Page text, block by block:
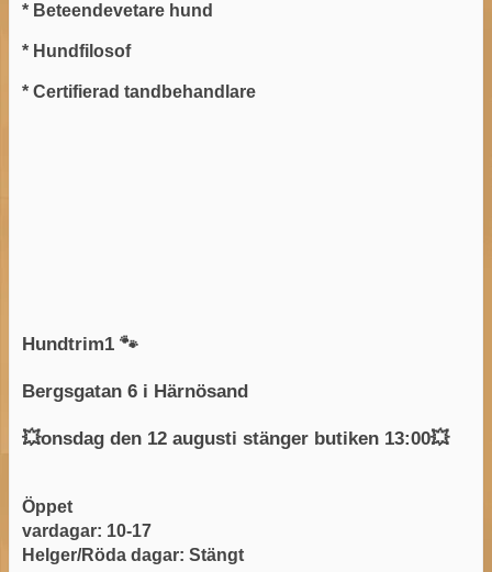
* Beteendevetare hund
* Hundfilosof
* Certifierad tandbehandlare
Hundtrim1 🐾
Bergsgatan 6 i Härnösand
💥onsdag den 12 augusti stänger butiken 13:00💥
Öppet
vardagar: 10-17
Helger/Röda dagar: Stängt